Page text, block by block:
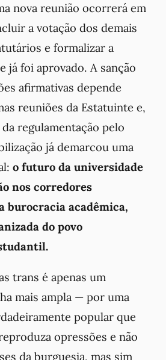
nova reunião ocorrerá em
a votação dos demais
e formalizar a
já foi aprovado. A sanção
afirmativas depende
reuniões da Estatuinte e,
regulamentação pelo
já demarcou uma
o futuro da universidade
nos corredores
burocracia acadêmica,
do povo
trans é apenas um
mais ampla — por uma
popular que
opressões e não
da burguesia, mas sim